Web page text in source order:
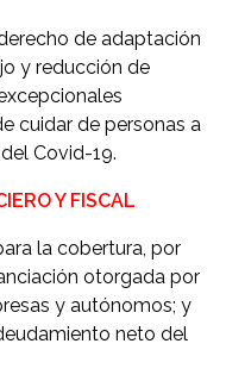
de adaptación
y reducción de
cuidar de personas a
Covid-19.
Y FISCAL
la cobertura, por
otorgada por
y autónomos; y
neto del